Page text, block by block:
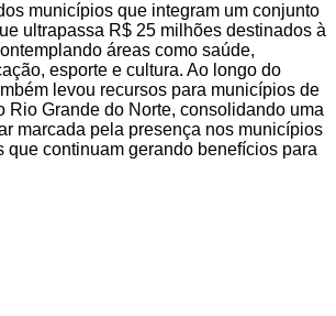
municípios que integram um conjunto
ultrapassa R$ 25 milhões destinados à
áreas como saúde,
esporte e cultura. Ao longo do
levou recursos para municípios de
Rio Grande do Norte, consolidando uma
marcada pela presença nos municípios
que continuam gerando benefícios para